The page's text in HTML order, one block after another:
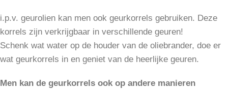
i.p.v. geurolien kan men ook geurkorrels gebruiken. Deze
korrels zijn verkrijgbaar in verschillende geuren!
Schenk wat water op de houder van de oliebrander, doe er
wat geurkorrels in en geniet van de heerlijke geuren.
Men kan de geurkorrels ook op andere manieren